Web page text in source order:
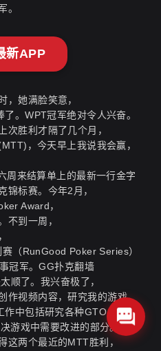
。
新APP
，她满脸笑意，
。WPT冠军绝对令人兴奋。
次胜利才隔了几个月，
，今天早上我说我会赢，
周来结算单上的最新一行金字
锦标赛。今年2月，
Award，
不到一周，
（RunGood Poker Series）
冠军。GG扑克翻墙
顺了。我兴奋极了，
作视频内容，研究我的游戏，
作中包括研究各种GTO
游戏中需要改进的部分。
这两个最近的MTT胜利，